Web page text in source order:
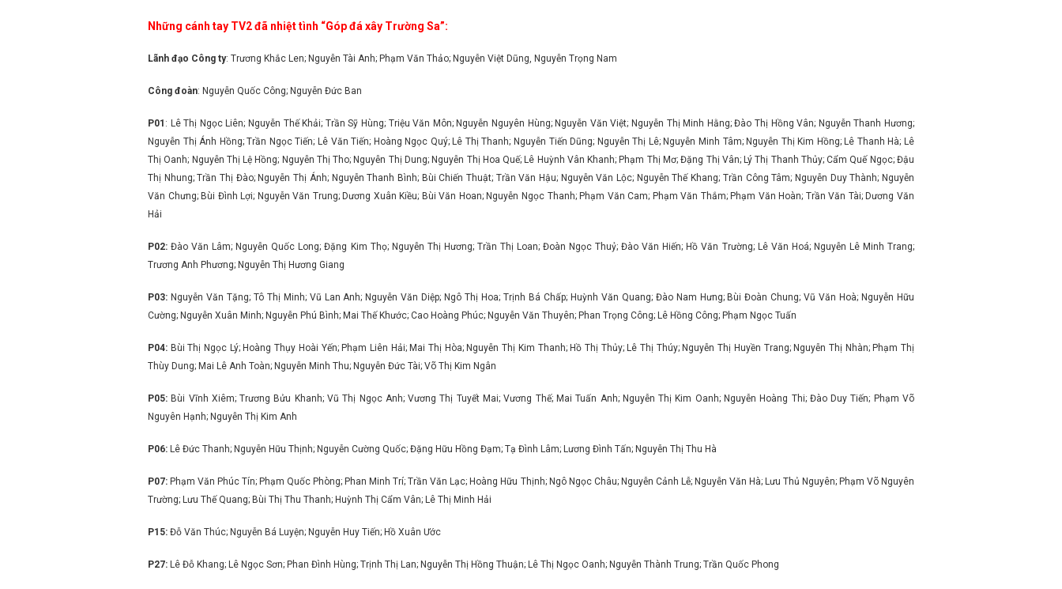
Những cánh tay TV2 đã nhiệt tình “Góp đá xây Trường Sa”:
Lãnh đạo Công ty: Trương Khắc Len; Nguyễn Tài Anh; Phạm Văn Thảo; Nguyễn Việt Dũng, Nguyễn Trọng Nam
Công đoàn: Nguyễn Quốc Công; Nguyễn Đức Ban
P01 : Lê Thị Ngọc Liên; Nguyễn Thế Khải; Trần Sỹ Hùng; Triệu Văn Môn; Nguyễn Nguyên Hùng; Nguyễn Văn Việt; Nguyễn Thị Minh Hằng; Đào Thị Hồng Vân; Nguyễn Thanh Hương;
Nguyễn Thị Ánh Hồng; Trần Ngọc Tiến; Lê Văn Tiến; Hoàng Ngọc Quý; Lê Thị Thanh; Nguyễn Tiến Dũng; Nguyễn Thị Lê; Nguyễn Minh Tâm; Nguyễn Thị Kim Hồng; Lê Thanh Hà; Lê
Thị Oanh; Nguyễn Thị Lệ Hồng; Nguyễn Thị Tho; Nguyễn Thị Dung; Nguyễn Thị Hoa Quế; Lê Huỳnh Vân Khanh; Phạm Thị Mơ; Đặng Thị Vân; Lý Thị Thanh Thủy; Cẩm Quế Ngọc; Đậu
Thị Nhung; Trần Thị Đào; Nguyễn Thị Ánh; Nguyễn Thanh Bình; Bùi Chiến Thuật; Trần Văn Hậu; Nguyễn Văn Lộc; Nguyễn Thế Khang; Trần Công Tâm; Nguyễn Duy Thành; Nguyễn
Văn Chưng; Bùi Đình Lợi; Nguyễn Văn Trung; Dương Xuân Kiều; Bùi Văn Hoan; Nguyễn Ngọc Thanh; Phạm Văn Cam; Phạm Văn Thắm; Phạm Văn Hoàn; Trần Văn Tài; Dương Văn
Hải
P02: Đào Văn Lâm; Nguyễn Quốc Long; Đặng Kim Thọ; Nguyễn Thị Hương; Trần Thị Loan; Đoàn Ngọc Thuỷ; Đào Văn Hiến; Hồ Văn Trường; Lê Văn Hoá; Nguyễn Lê Minh Trang;
Trương Anh Phương; Nguyễn Thị Hương Giang
P03: Nguyễn Văn Tặng; Tô Thị Minh; Vũ Lan Anh; Nguyễn Văn Diệp; Ngô Thị Hoa; Trịnh Bá Chấp; Huỳnh Văn Quang; Đào Nam Hưng; Bùi Đoàn Chung; Vũ Văn Hoà; Nguyễn Hữu
Cường; Nguyễn Xuân Minh; Nguyễn Phú Bình; Mai Thế Khước; Cao Hoàng Phúc; Nguyễn Văn Thuyên; Phan Trọng Công; Lê Hồng Công; Phạm Ngọc Tuấn
P04: Bùi Thị Ngọc Lý; Hoàng Thụy Hoài Yến; Phạm Liên Hải; Mai Thị Hòa; Nguyễn Thị Kim Thanh; Hồ Thị Thủy; Lê Thị Thúy; Nguyễn Thị Huyền Trang; Nguyễn Thị Nhàn; Phạm Thị
Thùy Dung; Mai Lê Anh Toàn; Nguyễn Minh Thu; Nguyễn Đức Tài; Võ Thị Kim Ngân
P05: Bùi Vĩnh Xiêm; Trương Bửu Khanh; Vũ Thị Ngọc Anh; Vương Thị Tuyết Mai; Vương Thế; Mai Tuấn Anh; Nguyễn Thị Kim Oanh; Nguyễn Hoàng Thi; Đào Duy Tiến; Phạm Võ
Nguyên Hạnh; Nguyễn Thị Kim Anh
P06: Lê Đức Thanh; Nguyễn Hữu Thịnh; Nguyễn Cường Quốc; Đặng Hữu Hồng Đạm; Tạ Đình Lâm; Lương Đình Tấn; Nguyễn Thị Thu Hà
P07: Phạm Văn Phúc Tín; Phạm Quốc Phòng; Phan Minh Trí; Trần Văn Lạc; Hoàng Hữu Thịnh; Ngô Ngọc Châu; Nguyễn Cảnh Lễ; Nguyễn Văn Hà; Lưu Thủ Nguyên; Phạm Võ Nguyên
Trường; Lưu Thế Quang; Bùi Thị Thu Thanh; Huỳnh Thị Cẩm Vân; Lê Thị Minh Hải
P15: Đỗ Văn Thúc; Nguyễn Bá Luyện; Nguyễn Huy Tiến; Hồ Xuân Ước
P27: Lê Đỗ Khang; Lê Ngọc Sơn; Phan Đình Hùng; Trịnh Thị Lan; Nguyễn Thị Hồng Thuận; Lê Thị Ngọc Oanh; Nguyễn Thành Trung; Trần Quốc Phong